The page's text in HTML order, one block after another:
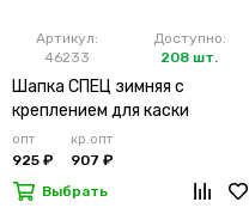
Артикул:
46233
Доступно:
208 шт.
Шапка СПЕЦ зимняя с
креплением для каски
опт
925 ₽
кр.опт
907 ₽
Выбрать